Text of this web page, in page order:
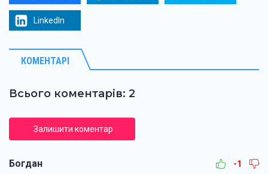
LinkedIn
КОМЕНТАРІ
Всього коментарів: 2
Залишити коментар
Богдан -1